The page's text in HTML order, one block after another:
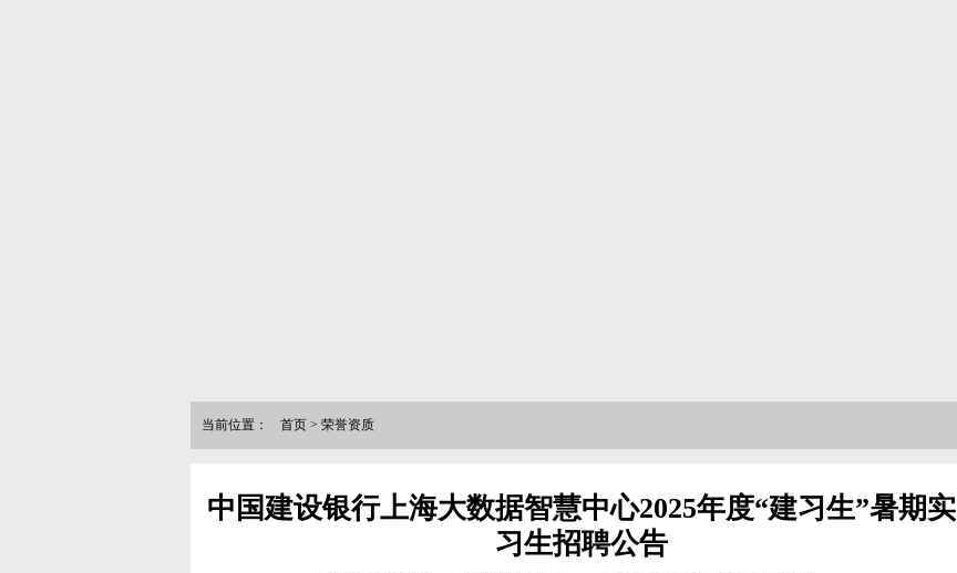
当前位置： 首页 > 荣誉资质
中国建设银行上海大数据智慧中心2025年度“建习生”暑期实
习生招聘公告